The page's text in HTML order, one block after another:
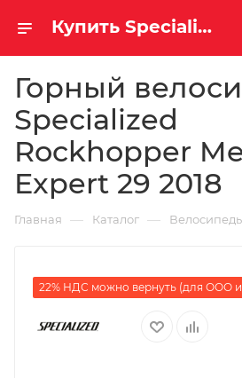
Купить Specialized Rockhopper Men Expert 29 2018 за рублей, а со скидкой
Горный
Specialized
Rockhopper
Expert 29 2018
Главная — Каталог —
22% НДС можно вернуть (для ООО